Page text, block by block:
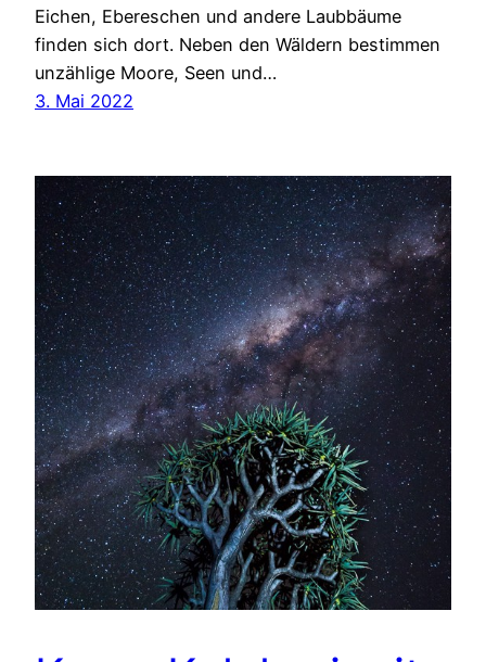
Eichen, Ebereschen und andere Laubbäume
finden sich dort. Neben den Wäldern bestimmen
unzählige Moore, Seen und…
3. Mai 2022